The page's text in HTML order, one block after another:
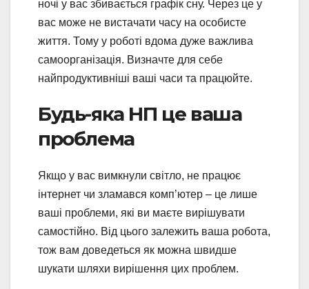
ночі у вас збивається графік сну. Через це у
вас може не вистачати часу на особисте
життя. Тому у роботі вдома дуже важлива
самоорганізація. Визначте для себе
найпродуктивніші ваші часи та працюйте.
Будь-яка НП це ваша
проблема
Якщо у вас вимкнули світло, не працює
інтернет чи зламався комп’ютер – це лише
ваші проблеми, які ви маєте вирішувати
самостійно. Від цього залежить ваша робота,
тож вам доведеться як можна швидше
шукати шляхи вирішення цих проблем.